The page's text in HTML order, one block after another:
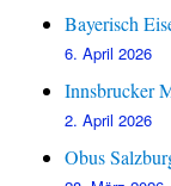
Bayerisch
6. April 2026
Innsbrucker
2. April 2026
Obus